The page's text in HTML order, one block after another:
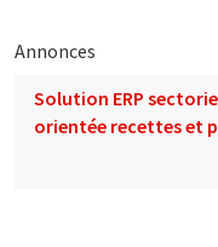
Annonces
Solution ERP
orientée recettes et